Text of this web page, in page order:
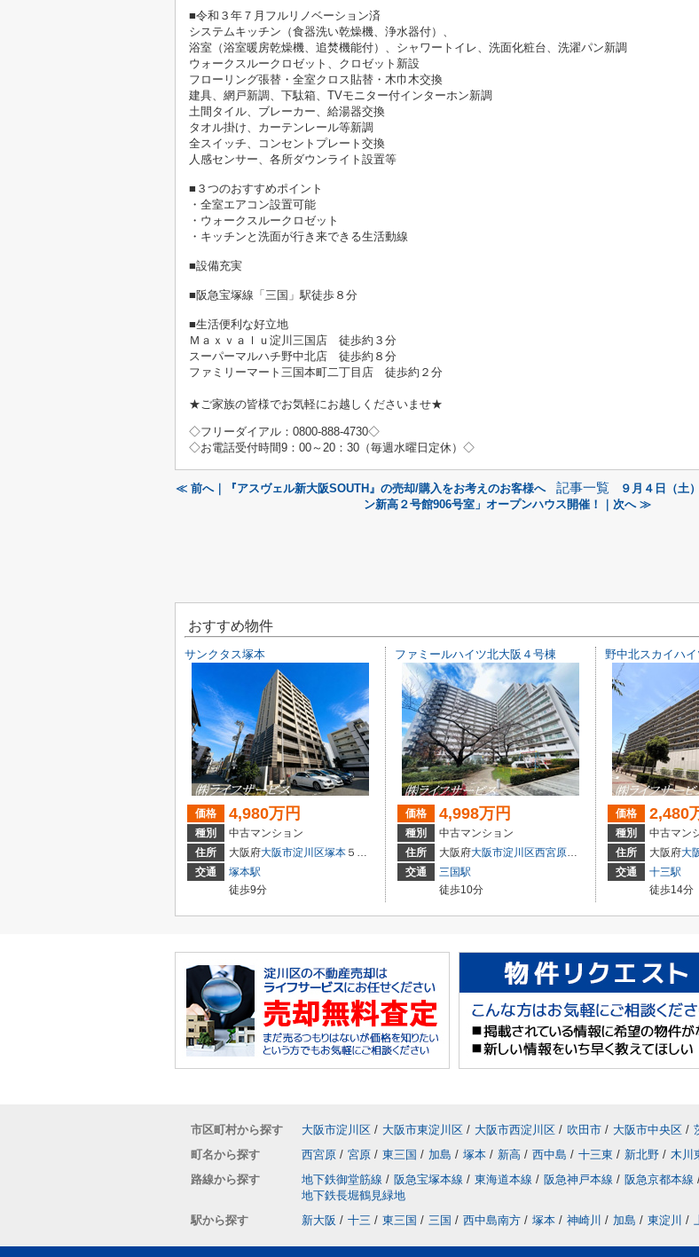
■令和３年７月フルリノベーション済
システムキッチン（食器洗い乾燥機、浄水器付）、
浴室（浴室暖房乾燥機、追焚機能付）、シャワートイレ、洗面化粧台、洗濯パン新調
ウォークスルークロゼット、クロゼット新設
フローリング張替・全室クロス貼替・木巾木交換
建具、網戸新調、下駄箱、TVモニター付インターホン新調
土間タイル、ブレーカー、給湯器交換
タオル掛け、カーテンレール等新調
全スイッチ、コンセントプレート交換
人感センサー、各所ダウンライト設置等
■３つのおすすめポイント
・全室エアコン設置可能
・ウォークスルークロゼット
・キッチンと洗面が行き来できる生活動線
■設備充実
■阪急宝塚線「三国」駅徒歩８分
■生活便利な好立地
Ｍａｘｖａｌｕ淀川三国店 徒歩約３分
スーパーマルハチ野中北店 徒歩約８分
ファミリーマート三国本町二丁目店 徒歩約２分
★ご家族の皆様でお気軽にお越しくださいませ★
◇フリーダイアル：0800-888-4730◇
◇お電話受付時間9：00～20：30（毎週水曜日定休）◇
≪ 前へ｜『アスヴェル新大阪SOUTH』の売却/購入をお考えのお客様へ 記事一覧
９月４日（土
ン新高２号館906号室」オープンハウス開催！｜次へ ≫
おすすめ物件
サンクタス塚本
価格 4,980万円
種別
中古マンション
住所
大阪府大阪市淀川区塚本 ５丁目3-22
交通
塚本駅
徒歩9分
ファミールハイツ北大阪４号棟
価格 4,998万円
種別
中古マンション
住所
大阪府大阪市淀川区西宮原３丁目3-4
交通
三国駅
徒歩10分
野中北スカイハイ
価格 2,480
種別
中古マン
住所
大阪府大
交通
十三駅
徒歩14分
市区町村から探す 大阪市淀川区 / 大阪市東淀川区 / 大阪市西淀川区 / 吹田市 / 大阪市中央区 /
町名から探す
西宮原 / 宮原 / 東三国 / 加島 / 塚本 / 新高 / 西中島 / 十三東 / 新北野 / 木川
路線から探す
地下鉄御堂筋線 / 阪急宝塚本線 / 東海道本線 / 阪急神戸本線 / 阪急京都本線
地下鉄長堀鶴見緑地
駅から探す
新大阪 / 十三 / 東三国 / 三国 / 西中島南方 / 塚本 / 神崎川 / 加島 / 東淀川 /